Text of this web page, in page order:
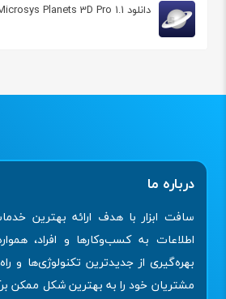
دانلود Microsys Planets 3D Pro 1.1 تلسکوپ 3 بعدی
درباره ما
سافت ابزار با هدف ارائه بهترین
اطلاعات به کسب‌وکارها و افراد،
بهره‌گیری از جدیدترین تکنولوژی‌ها و
مشتریان خود را به بهترین شکل ممکن